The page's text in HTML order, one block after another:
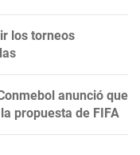
los torneos
anunció que
propuesta de FIFA